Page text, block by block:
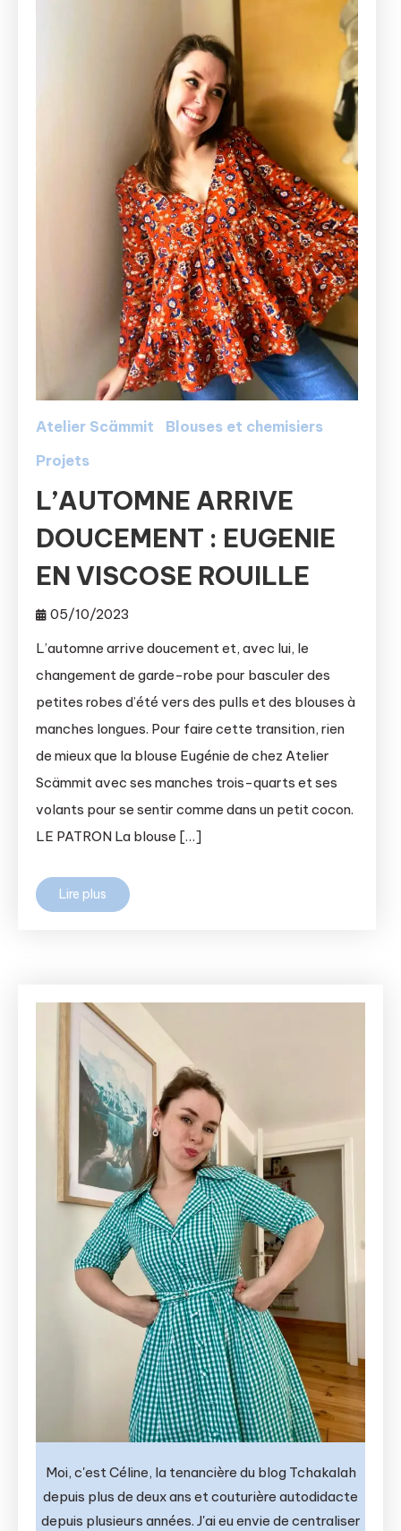
Atelier Scämmit
Blouses et chemisiers
Projets
L’AUTOMNE ARRIVE
DOUCEMENT : EUGENIE
EN VISCOSE ROUILLE
05/10/2023
L’automne arrive doucement et, avec lui, le
changement de garde-robe pour basculer des
petites robes d’été vers des pulls et des blouses à
manches longues. Pour faire cette transition, rien
de mieux que la blouse Eugénie de chez Atelier
Scämmit avec ses manches trois-quarts et ses
volants pour se sentir comme dans un petit cocon.
LE PATRON La blouse […]
Lire plus
Moi, c'est Céline, la tenancière du blog Tchakalah
depuis plus de deux ans et couturière autodidacte
depuis plusieurs années. J'ai eu envie de centraliser